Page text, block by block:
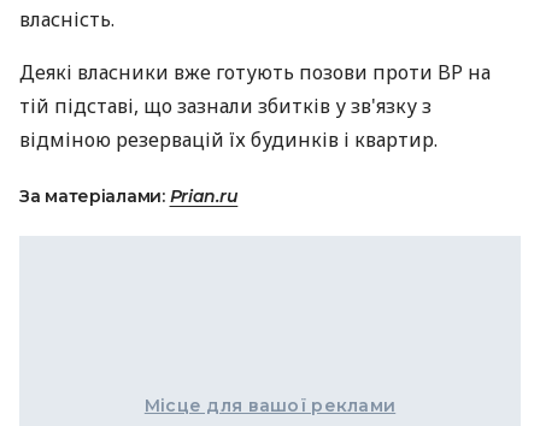
власність.
Деякі власники вже готують позови проти BP на
тій підставі, що зазнали збитків у зв'язку з
відміною резервацій їх будинків і квартир.
За матеріалами: Prian.ru
Місце для вашої реклами